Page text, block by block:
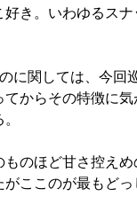
き。いわゆるス
に関しては、今回
てからその特徴に
ものほど甘さ控え
ここのが最もどっ